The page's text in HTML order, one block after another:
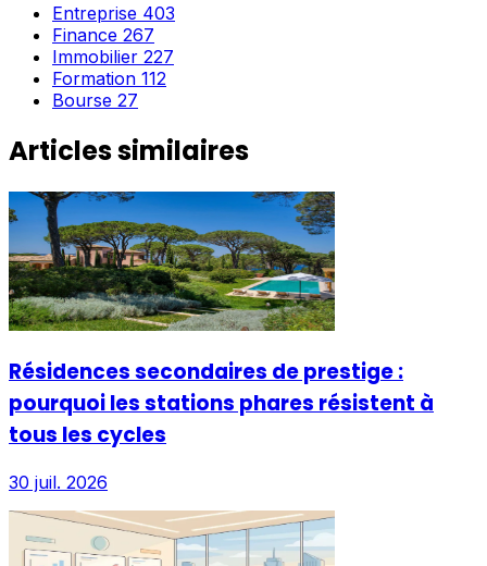
Entreprise 403
Finance 267
Immobilier 227
Formation 112
Bourse 27
Articles similaires
Résidences secondaires de prestige :
pourquoi les stations phares résistent à
tous les cycles
30 juil. 2026